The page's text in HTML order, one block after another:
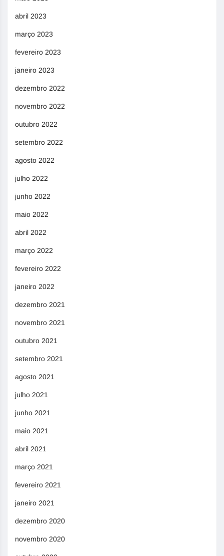
abril 2023
março 2023
fevereiro 2023
janeiro 2023
dezembro 2022
novembro 2022
outubro 2022
setembro 2022
agosto 2022
julho 2022
junho 2022
maio 2022
abril 2022
março 2022
fevereiro 2022
janeiro 2022
dezembro 2021
novembro 2021
outubro 2021
setembro 2021
agosto 2021
julho 2021
junho 2021
maio 2021
abril 2021
março 2021
fevereiro 2021
janeiro 2021
dezembro 2020
novembro 2020